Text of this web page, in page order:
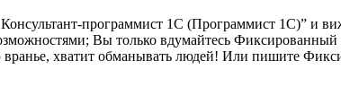
1С)” и вижу: • Фиксированный оклад (от 70 000 до 100 000 - обсуждается на
устройте, предложили всего (12000р.
-13%)=10440 ? Зачем вы врете? Уберите срочно